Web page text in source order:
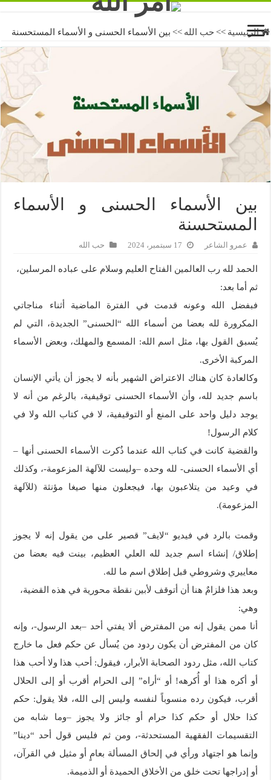
الرئيسية >> حب الله >> بين الأسماء الحسنى و الأسماء المستحسنة
بين الأسماء الحسنى و الأسماء
المستحسنة
عمرو الشاعر 17 سبتمبر، 2024 حب الله
الحمد لله رب العالمين الفتاح العليم وسلام على عباده المرسلين،
ثم أما بعد:
فبفضل الله وعونه قدمت في الفترة الماضية أثناء مناجاتي
المكرورة لله بعضا من أسماء الله “الحسنى” الجديدة، التي لم
يُسبق القول بها، مثل اسم الله: المسمع والمهلك، وبعض الأسماء
المركبة الأخرى.
وكالعادة كان هناك الاعتراض الشهير بأنه لا يجوز أن يأتي الإنسان
باسم جديد لله، وأن الأسماء الحسنى توقيفية، بالرغم من أنه لا
يوجد دليل واحد على المنع أو التوقيفية، لا في كتاب الله ولا في
كلام الرسول!
والقضية كانت في كتاب الله عندما ذُكرت الأسماء الحسنى أنها –
أي الأسماء الحسنى- لله وحده –وليست للآلهة المزعومة-، وكذلك
في وعيد من يتلاعبون بها، فيجعلون منها صيغا مؤنثة (للآلهة
المزعومة).
وقمت بالرد في فيديو “لايف” قصير على من يقول إنه لا يجوز
إطلاق/ إنشاء اسم جديد لله العلي العظيم، بينت فيه بعضا من
معاييري وشروطي قبل إطلاق اسم ما لله.
وبعد هذا فلزامٌ هنا أن أتوقف لأبين نقطة محورية في هذه القضية،
وهي:
أنا ممن يقول إنه من المفترض ألا يفتي أحد –بعد الرسول-، وإنه
كان من المفترض أن يكون ردود من يُسأل عن حكم فعل ما خارج
كتاب الله، مثل ردود الصحابة الأبرار، فيقول: أحب هذا ولا أحب هذا
أو أكره هذا أو أُكرهه! أو “أراه” إلى الحرام أقرب أو إلى الحلال
أقرب، فيكون رده منسوباً لنفسه وليس إلى الله، فلا يقول: حكم
كذا حلال أو حكم كذا حرام أو جائز ولا يجوز –وما شابه من
التقسيمات الفقهية المستحدثة-، ومن ثم فليس قول أحد “دينا”
وإنما هو اجتهاد ورأي في إلحاق المسألة بعامٍ أو مثيل في القرآن،
أو إدراجها تحت خلق من الأخلاق الحميدة أو الذميمة.